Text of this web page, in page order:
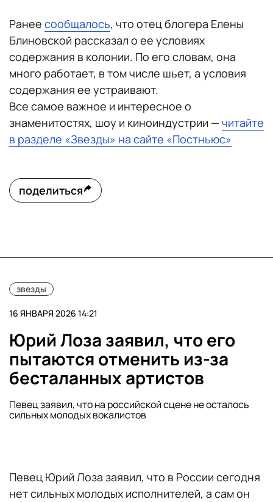
Ранее сообщалось, что отец блогера Елены
Блиновской рассказал о ее условиях
содержания в колонии. По его словам, она
много работает, в том числе шьет, а условия
содержания ее устраивают.
Все самое важное и интересное о
знаменитостях, шоу и киноиндустрии — читайте
в разделе «Звезды» на сайте «Постньюс»
поделиться
звезды
16 ЯНВАРЯ 2026 14:21
Юрий Лоза заявил, что его
пытаются отменить из-за
бесталанных артистов
Певец заявил, что на российской сцене не осталось
сильных молодых вокалистов
Певец Юрий Лоза заявил, что в России сегодня
нет сильных молодых исполнителей, а сам он